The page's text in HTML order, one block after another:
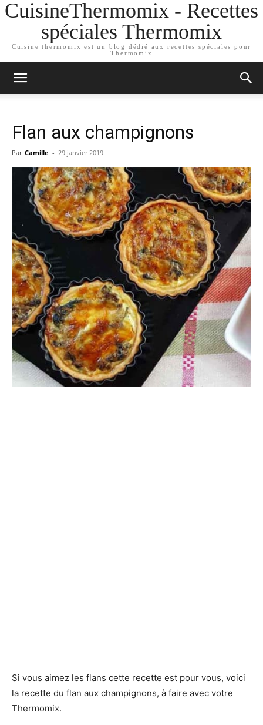
CuisineThermomix - Recettes
spéciales Thermomix
Cuisine thermomix est un blog dédié aux recettes spéciales pour
Thermomix
Flan aux champignons
Par Camille - 29 janvier 2019
Si vous aimez les flans cette recette est pour vous, voici
la recette du flan aux champignons, à faire avec votre
Thermomix.